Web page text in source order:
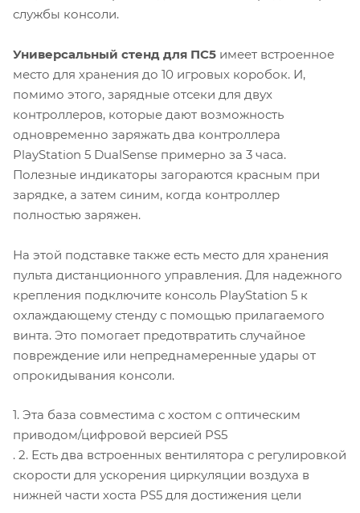
службы консоли.
Универсальный стенд для ПС5 имеет встроенное
место для хранения до 10 игровых коробок. И,
помимо этого, зарядные отсеки для двух
контроллеров, которые дают возможность
одновременно заряжать два контроллера
PlayStation 5 DualSense примерно за 3 часа.
Полезные индикаторы загораются красным при
зарядке, а затем синим, когда контроллер
полностью заряжен.
На этой подставке также есть место для хранения
пульта дистанционного управления. Для надежного
крепления подключите консоль PlayStation 5 к
охлаждающему стенду с помощью прилагаемого
винта. Это помогает предотвратить случайное
повреждение или непреднамеренные удары от
опрокидывания консоли.
1. Эта база совместима с хостом с оптическим
приводом/цифровой версией PS5
. 2. Есть два встроенных вентилятора с регулировкой
скорости для ускорения циркуляции воздуха в
нижней части хоста PS5 для достижения цели